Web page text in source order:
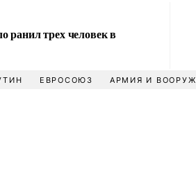
трех человек в
ЕВРОСОЮЗ АРМИЯ И